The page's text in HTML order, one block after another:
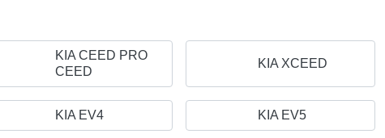
KIA CEED PRO
CEED
KIA XCEED
KIA EV4 KIA EV5